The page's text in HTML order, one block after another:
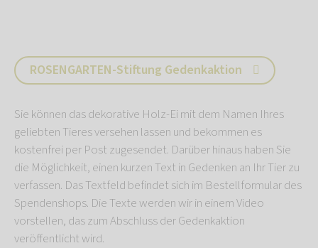
ROSENGARTEN-Stiftung Gedenkaktion
Sie können das dekorative Holz-Ei mit dem Namen Ihres
geliebten Tieres versehen lassen und bekommen es
kostenfrei per Post zugesendet. Darüber hinaus haben Sie
die Möglichkeit, einen kurzen Text in Gedenken an Ihr Tier zu
verfassen. Das Textfeld befindet sich im Bestellformular des
Spendenshops. Die Texte werden wir in einem Video
vorstellen, das zum Abschluss der Gedenkaktion
veröffentlicht wird.